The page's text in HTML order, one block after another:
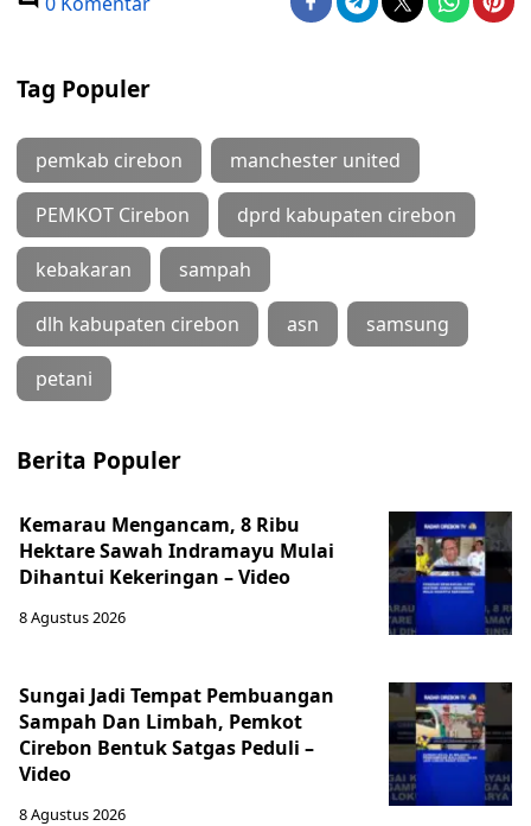
Tag Populer
pemkab cirebon manchester united
PEMKOT Cirebon dprd kabupaten cirebon
kebakaran sampah
dlh kabupaten cirebon asn samsung
petani
Berita Populer
Kemarau Mengancam, 8 Ribu
Hektare Sawah Indramayu Mulai
Dihantui Kekeringan – Video
8 Agustus 2026
Sungai Jadi Tempat Pembuangan
Sampah Dan Limbah, Pemkot
Cirebon Bentuk Satgas Peduli –
Video
8 Agustus 2026